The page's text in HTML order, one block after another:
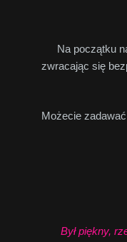
Na początku
zwracając się
Możecie
Był piękny,